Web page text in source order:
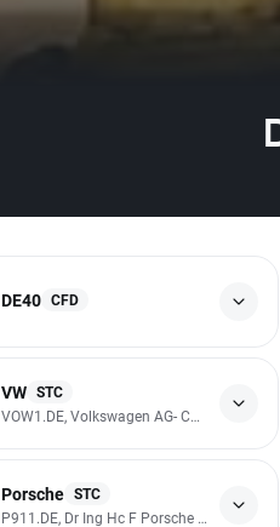
DE40 CFD
VW STC
VOW1.DE, Volkswagen AG- Common Shares
Porsche STC
P911.DE, Dr Ing Hc F Porsche AG -